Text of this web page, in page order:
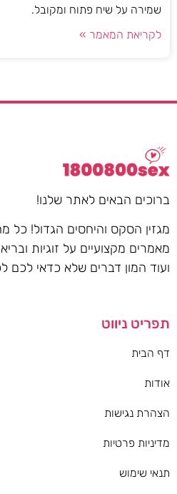
שמירה על שיח פתוח ומקובל.
לקריאת המאמר »
ברוכים הבאים לאתר שלנו!
מגזין הסקס והיחסים הגדול! כל
מאמרים מקצועיים על זוגיות
ועוד המון דברים שלא כדאי לכם
תפריט ניווט
דף הבית
אודות
הצהרת נגישות
מדיניות פרטיות
תנאי שימוש